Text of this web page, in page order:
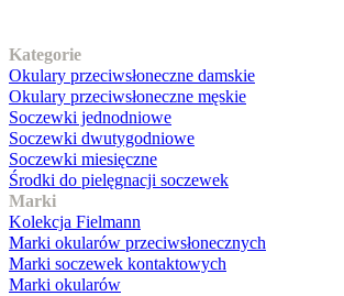
Kategorie
Okulary przeciwsłoneczne damskie
Okulary przeciwsłoneczne męskie
Soczewki jednodniowe
Soczewki dwutygodniowe
Soczewki miesięczne
Środki do pielęgnacji soczewek
Marki
Kolekcja Fielmann
Marki okularów przeciwsłonecznych
Marki soczewek kontaktowych
Marki okularów